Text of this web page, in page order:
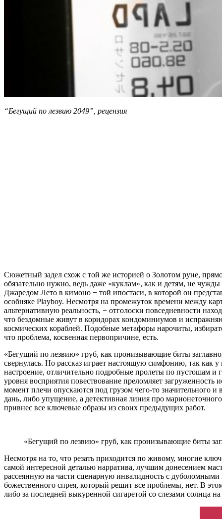
“Бегущий по лезвию 2049”, рецензия
Сюжетный задел схож с той же историей о Золотом руне,
обязательно нужно, ведь даже «куклам», как и детям, не
Джаредом Лето в кимоно − той ипостаси, в которой он
особняке Playboy. Несмотря на промежуток времени между
альтернативную реальность, − отголоски повседневности
что бездомные живут в коридорах кондоминиумов и
космических кораблей. Подобные метафоры нарочиты,
что проблема, косвенная первопричине, есть.
«Бегущий по лезвию» груб, как пронизывающие биты
свернулась. Но рассказ играет настоящую симфонию, так как
настроение, отличительно подробные пролеты по пустошам и
уровня восприятия повествование преломляет
момент плечи опускаются под грузом чего-то значительного
дань, либо упущение, а детективная линия про
привнес все ключевые образы из своих предыдущих работ.
«Бегущий по лезвию» груб, как пронизывающие биты
Несмотря на то, что резать приходится по живому, многие
самой интересной деталью нарратива, лучшим донесением
рассеянную на части сценарную инвалидность с
божественного спрея, который решит все проблемы, нет. В
либо за последней выкуренной сигаретой со слезами солнца